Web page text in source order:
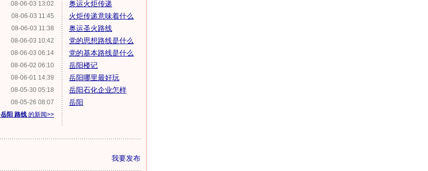
08-06-03 13:02
08-06-03 11:45
08-06-03 11:38
08-06-03 10:42
08-06-03 06:14
08-06-02 06:10
08-06-01 14:39
08-05-30 05:18
08-05-26 08:07
岳阳 路线 的新闻>>
奥运火炬传递
火炬传递意味着什么
奥运圣火路线
党的思想路线是什么
党的基本路线是什么
岳阳楼记
岳阳哪里最好玩
岳阳石化企业怎样
岳阳
我要发布